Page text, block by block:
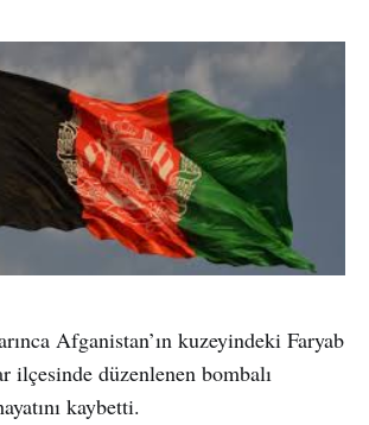
Afganistan’ın kuzeyindeki Faryab
ilçesinde düzenlenen bombalı
kaybetti.